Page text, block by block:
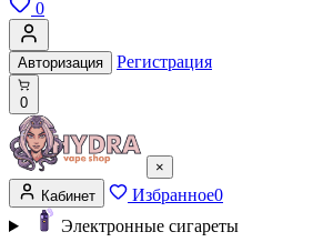
0
Авторизация Регистрация
0
×
Кабинет
Избранное0
Электронные сигареты